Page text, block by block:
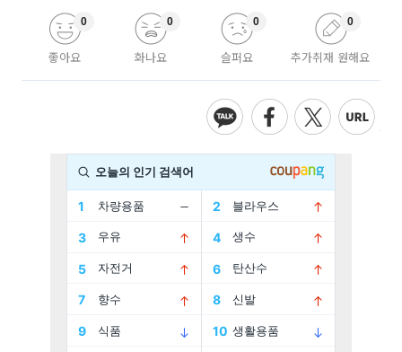
좋아요
0
화나요
0
슬퍼요
0
추가취재 원해요
0